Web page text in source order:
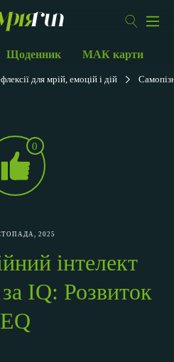
0
2025
інтелект
IQ: Розвиток
EQ
Щоденник МАК карти
для мрій, емоцій і дій